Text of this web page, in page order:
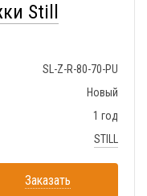
Still
SL-Z-R-80-70-PU
Новый
1 год
STILL
Заказать